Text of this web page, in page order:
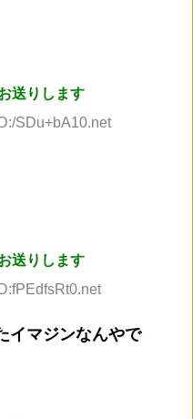
送りします
SDu+bA10.net
送りします
イマジンなんやで